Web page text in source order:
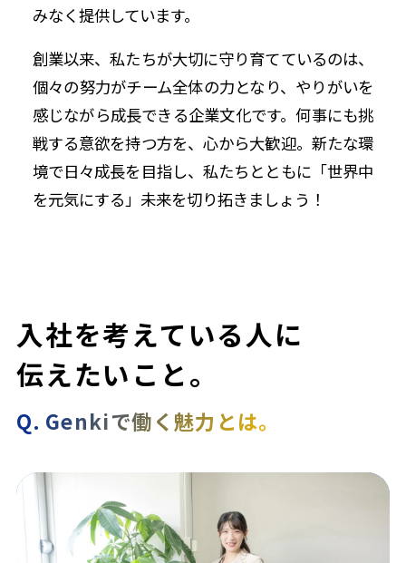
みなく提供しています。
創業以来、私たちが大切に守り育てているのは、
個々の努力がチーム全体の力となり、やりがいを
感じながら成長できる企業文化です。何事にも挑
戦する意欲を持つ方を、心から大歓迎。新たな環
境で日々成長を目指し、私たちとともに「世界中
を元気にする」未来を切り拓きましょう！
入社を考えている人に
伝えたいこと。
Q. Genkiで働く魅力とは。